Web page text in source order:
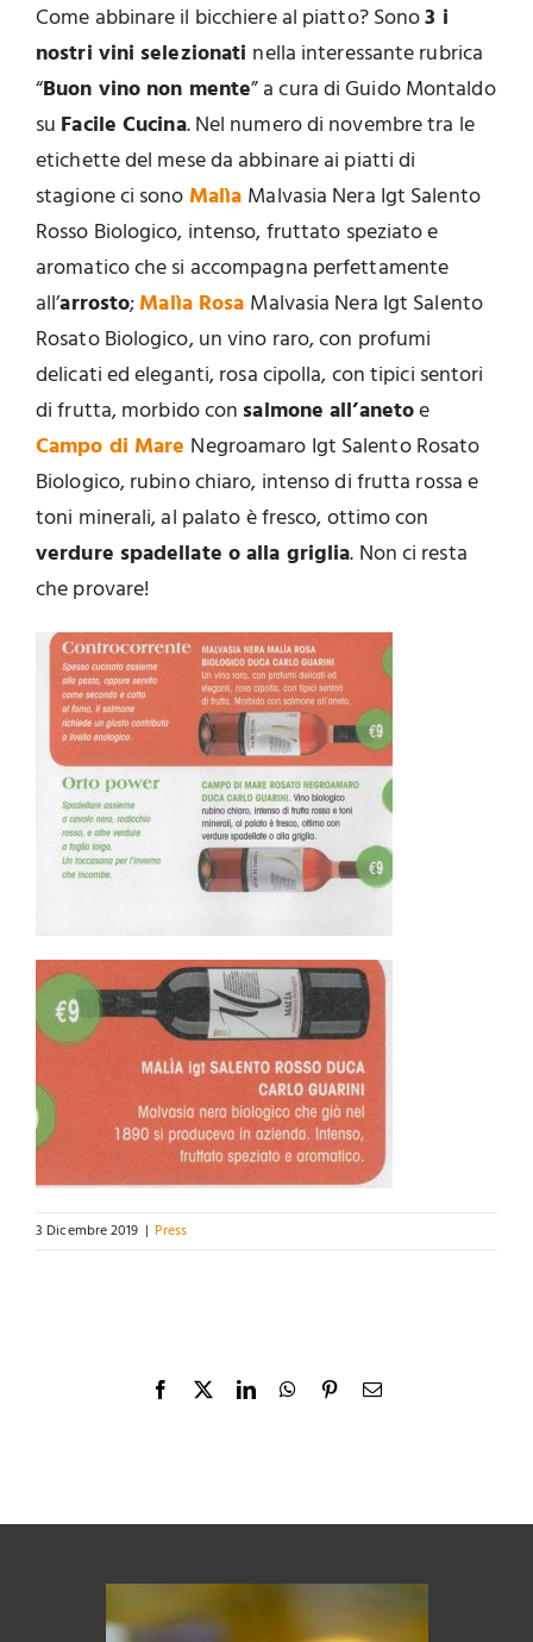
Come abbinare il bicchiere al piatto? Sono3 i
nostri vini selezionati nella interessante rubrica
“Buon vino non mente” a cura di Guido Montaldo
su Facile Cucina. Nel numero di novembre tra le
etichette del mese da abbinare ai piatti di
stagione ci sono Malìa Malvasia Nera Igt Salento
Rosso Biologico, intenso, fruttato speziato e
aromatico che si accompagna perfettamente
all’arrosto;Malìa Rosa Malvasia Nera Igt Salento
Rosato Biologico, un vino raro, con profumi
delicati ed eleganti, rosa cipolla, con tipici sentori
di frutta, morbido con salmone all’anetoe
Campo di Mare Negroamaro Igt Salento Rosato
Biologico, rubino chiaro, intenso di frutta rossa e
toni minerali, al palato è fresco, ottimo con
verdure spadellate o alla griglia. Non ci resta
che provare!
3 Dicembre 2019 | Press
Facebook
X LinkedInWhatsApp
PinterestEmail